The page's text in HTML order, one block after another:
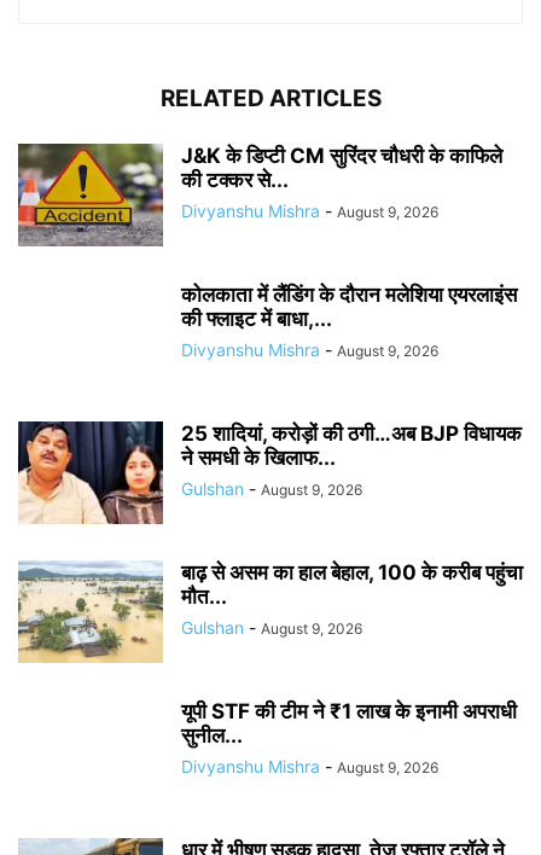
RELATED ARTICLES
J&K के डिप्टी CM सुरिंदर चौधरी के काफिले
की टक्कर से...
Divyanshu Mishra - August 9, 2026
कोलकाता में लैंडिंग के दौरान मलेशिया एयरलाइंस
की फ्लाइट में बाधा,...
Divyanshu Mishra - August 9, 2026
25 शादियां, करोड़ों की ठगी…अब BJP विधायक
ने समधी के खिलाफ...
Gulshan - August 9, 2026
बाढ़ से असम का हाल बेहाल, 100 के करीब पहुंचा
मौत...
Gulshan - August 9, 2026
यूपी STF की टीम ने ₹1 लाख के इनामी अपराधी
सुनील...
Divyanshu Mishra - August 9, 2026
धार में भीषण सड़क हादसा, तेज रफ्तार ट्रॉले ने